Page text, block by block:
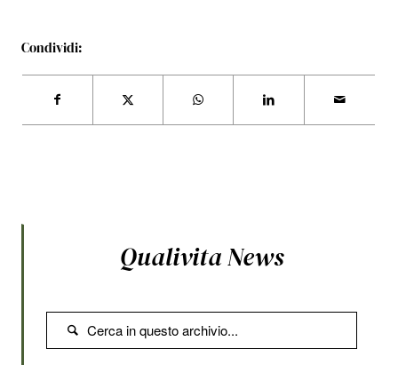
Condividi:
Qualivita News
